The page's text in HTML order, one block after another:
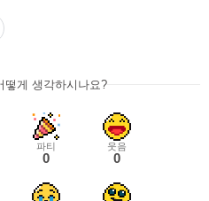
떻게 생각하시나요?
파티
0
웃음
0